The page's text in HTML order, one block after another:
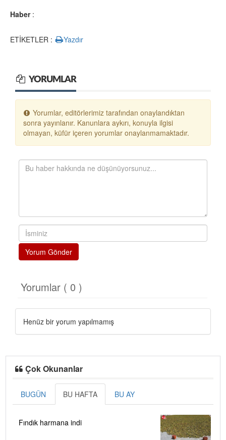
Haber:
ETİKETLER : Yazdır
YORUMLAR
Yorumlar, editörlerimiz tarafından onaylandıktan
sonra yayınlanır. Kanunlara aykırı, konuyla ilgisi
olmayan, küfür içeren yorumlar onaylanmamaktadır.
Yorum Gönder
Yorumlar ( 0 )
Henüz bir yorum yapılmamış
Çok Okunanlar
BUGÜN BU HAFTA BU AY
Fındık harmana indi